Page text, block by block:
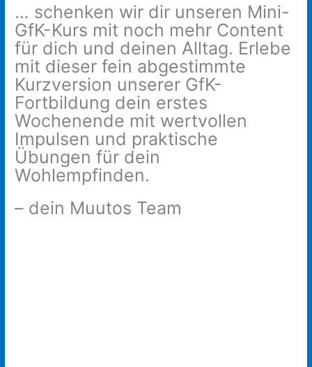
… schenken wir dir unseren Mini-
GfK-Kurs mit noch mehr Content
für dich und deinen Alltag. ​Erlebe
mit dieser fein abgestimmte
Kurzversion unserer GfK-
Fortbildung dein erstes
Wochenende mit ​wertvollen
Impulsen und praktische
Übungen für dein
Wohlempfinden.
– ​​dein Muutos Team